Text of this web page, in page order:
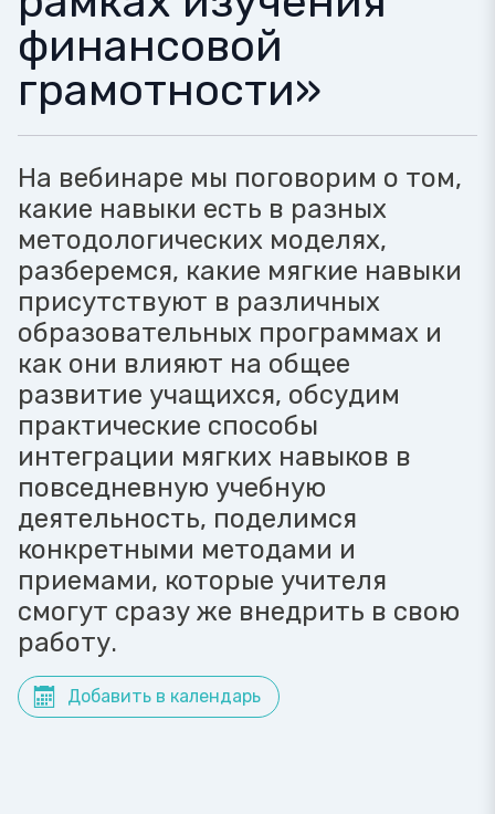
финансовой
грамотности»
На вебинаре мы поговорим о том,
какие навыки есть в разных
методологических моделях,
разберемся, какие мягкие навыки
присутствуют в различных
образовательных программах и
как они влияют на общее
развитие учащихся, обсудим
практические способы
интеграции мягких навыков в
повседневную учебную
деятельность, поделимся
конкретными методами и
приемами, которые учителя
смогут сразу же внедрить в свою
работу.
Добавить в календарь